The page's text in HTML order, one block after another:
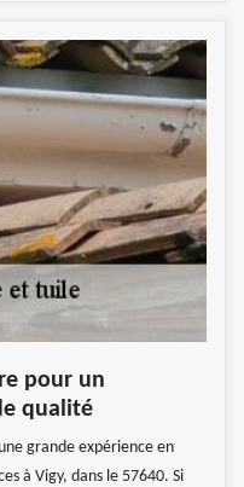
pour un
qualité
grande expérience en
à Vigy, dans le 57640. Si